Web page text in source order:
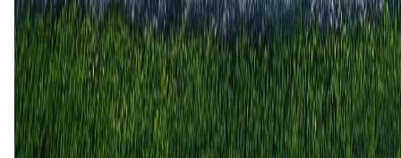
19 sep 2006
Eindhoven
Heracles
3 2
15 apr 2005
Eindhoven